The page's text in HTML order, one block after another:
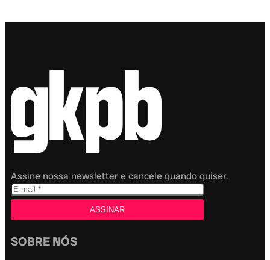
Assine nossa newsletter e cancele quando quiser.
SOBRE NÓS